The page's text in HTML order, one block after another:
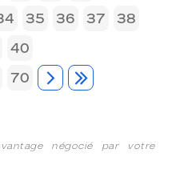
35 36 37
38
40
70
négocié par votre